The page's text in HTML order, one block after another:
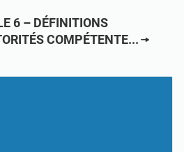
6 – DÉFINITIONS
COMPÉTENTE...